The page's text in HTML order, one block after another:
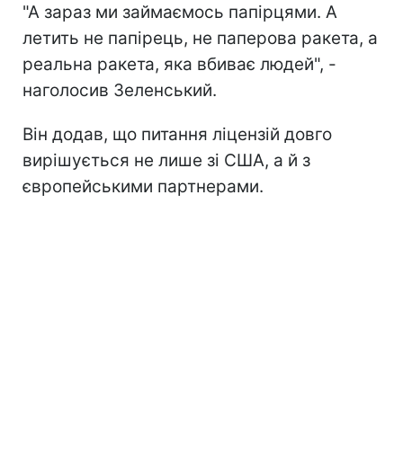
"А зараз ми займаємось папірцями. А
летить не папірець, не паперова ракета, а
реальна ракета, яка вбиває людей", -
наголосив Зеленський.
Він додав, що питання ліцензій довго
вирішується не лише зі США, а й з
європейськими партнерами.